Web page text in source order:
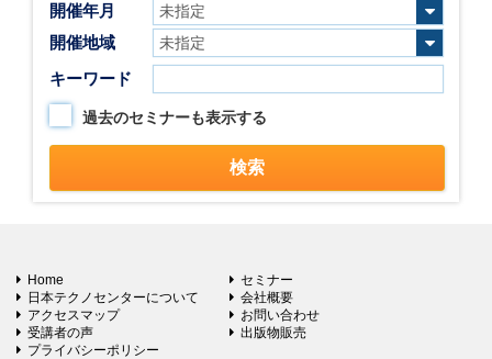
開催年月
開催地域
キーワード
過去のセミナーも表示する
Home
セミナー
日本テクノセンターについて
会社概要
アクセスマップ
お問い合わせ
受講者の声
出版物販売
プライバシーポリシー